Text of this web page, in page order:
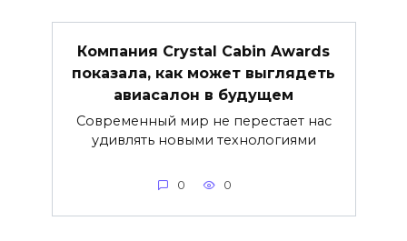
Компания Crystal Cabin Awards
показала, как может выглядеть
авиасалон в будущем
Современный мир не перестает нас
удивлять новыми технологиями
0 0